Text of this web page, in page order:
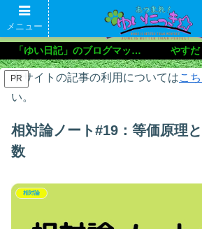
「ゆい日記」のブログマップ🌝
PR
本サイトの記事の利用についてはこ
い。
相対論ノート#19：等価原理
数
相対論
メニュー